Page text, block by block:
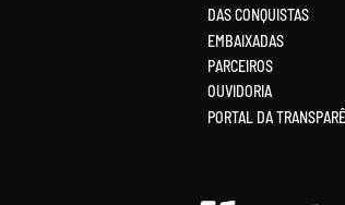
DAS CONQUISTAS
EMBAIXADAS
PARCEIROS
OUVIDORIA
PORTAL DA